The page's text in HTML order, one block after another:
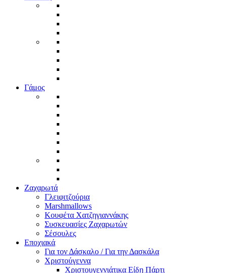
Γάμος
Ζαχαρωτά
Γλειφιτζούρια
Marshmallows
Κουφέτα Χατζηγιαννάκης
Συσκευασίες Ζαχαρωτών
Σέσουλες
Εποχιακά
Για τον Δάσκαλο / Για την Δασκάλα
Χριστούγεννα
Χριστουγεννιάτικα Είδη Πάρτι